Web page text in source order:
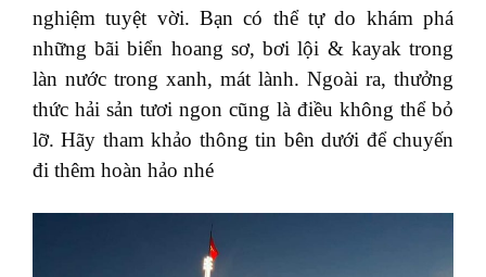
nghiệm tuyệt vời. Bạn có thể tự do khám phá
những bãi biển hoang sơ, bơi lội & kayak trong
làn nước trong xanh, mát lành. Ngoài ra, thưởng
thức hải sản tươi ngon cũng là điều không thể bỏ
lỡ. Hãy tham khảo thông tin bên dưới để chuyến
đi thêm hoàn hảo nhé